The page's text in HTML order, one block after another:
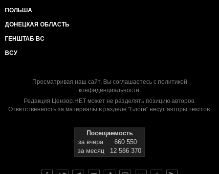
ПОЛЬША
ДОНЕЦКАЯ ОБЛАСТЬ
ГЕНШТАБ ВС
ВСУ
Просматривая наш сайт, Вы соглашаетесь с политикой
конфиденциальности.
Редакция Цензор.НЕТ может не разделять позицию авторов.
Ответственность за материалы в разделе "Блоги" несут авторы текстов.
Посещаемость
за вчера
660 550
за месяц
12 586 370